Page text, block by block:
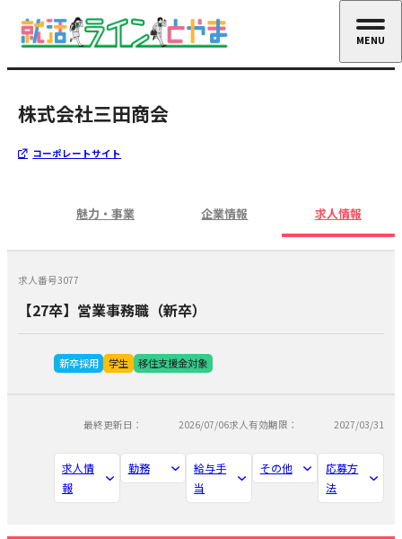
株式会社三田商会
コーポレートサイト
魅力・事業 企業情報 求人情報
求人番号3077
【27卒】営業事務職（新卒）
新卒採用 学生 移住支援金対象
最終更新日： 2026/07/06求人有効期限： 2027/03/31
求人情
報
勤務
給与手
当
その他
応募方
法
MENU